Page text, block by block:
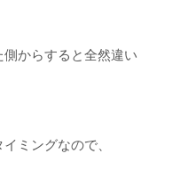
側からすると全然違い
ミングなので、